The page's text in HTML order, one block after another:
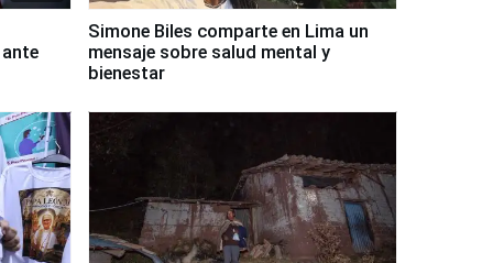
Simone Biles comparte en Lima un
mensaje sobre salud mental y
bienestar